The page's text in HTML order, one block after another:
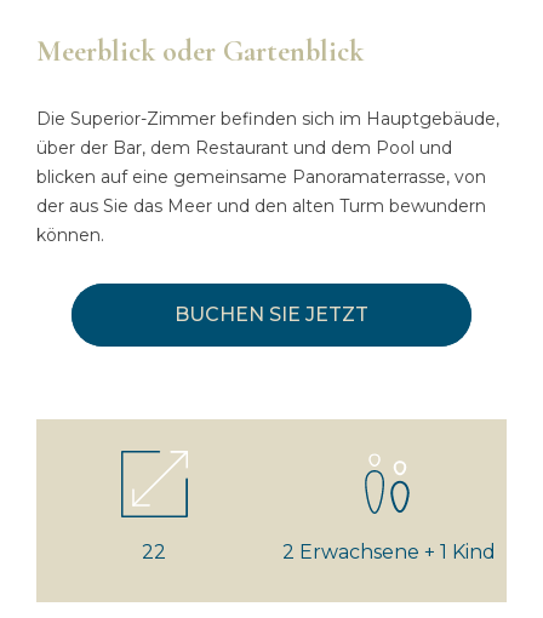
Meerblick oder Gartenblick
Die Superior-Zimmer befinden sich im Hauptgebäude,
über der Bar, dem Restaurant und dem Pool und
blicken auf eine gemeinsame Panoramaterrasse, von
der aus Sie das Meer und den alten Turm bewundern
können.
BUCHEN SIE JETZT
22 2 Erwachsene + 1 Kind